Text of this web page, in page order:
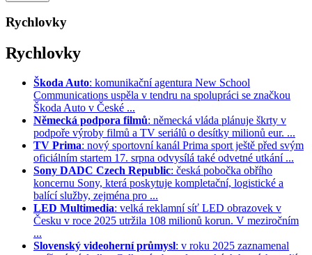
Rychlovky
Rychlovky
Škoda Auto: komunikační agentura New School
Communications uspěla v tendru na spolupráci se značkou
Škoda Auto v České ...
Německá podpora filmů: německá vláda plánuje škrty v
podpoře výroby filmů a TV seriálů o desítky milionů eur. ...
TV Prima: nový sportovní kanál Prima sport ještě před svým
oficiálním startem 17. srpna odvysílá také odvetné utkání ...
Sony DADC Czech Republic: česká pobočka obřího
koncernu Sony, která poskytuje kompletační, logistické a
balící služby, zejména pro ...
LED Multimedia: velká reklamní síť LED obrazovek v
Česku v roce 2025 utržila 108 milionů korun. V meziročním
...
Slovenský videoherní průmysl: v roku 2025 zaznamenal